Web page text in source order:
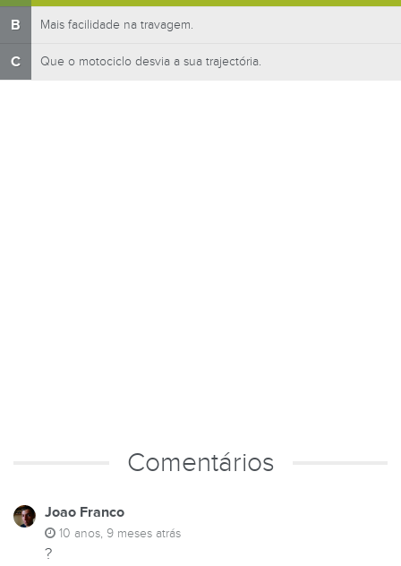
B Mais facilidade na travagem.
C Que o motociclo desvia a sua trajectória.
Comentários
Joao Franco
10 anos, 9 meses atrás
?